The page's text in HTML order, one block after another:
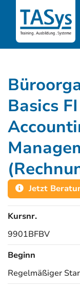
Basics
Jetzt
Kursnr.
9901BFBV
Beginn
Regelmäßiger